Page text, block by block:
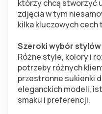
którzy chcą stworzyć
zdjęcia w tym
kilka kluczowych cech
Szeroki wybór
Różne style, kolory i
potrzeby różnych
przestronne sukienki
eleganckich modeli,
smaku i preferencji.